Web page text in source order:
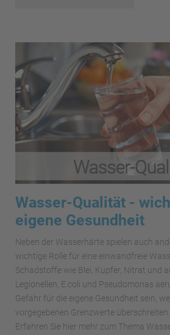
Wasser-Qualität -
eigene Gesundheit
Neben der Wasserhärte spielen auch
wichtige Rolle für eine einwandfreie
Schadstoffe wie Blei, Kupfer, Nitrat und
Legionellen, E.coli und Pseudomonas
Gefahr für die eigene Gesundheit sein,
vorgegebenen Grenzwerte überschreiten.
Erfahren Sie hier mehr zum Thema